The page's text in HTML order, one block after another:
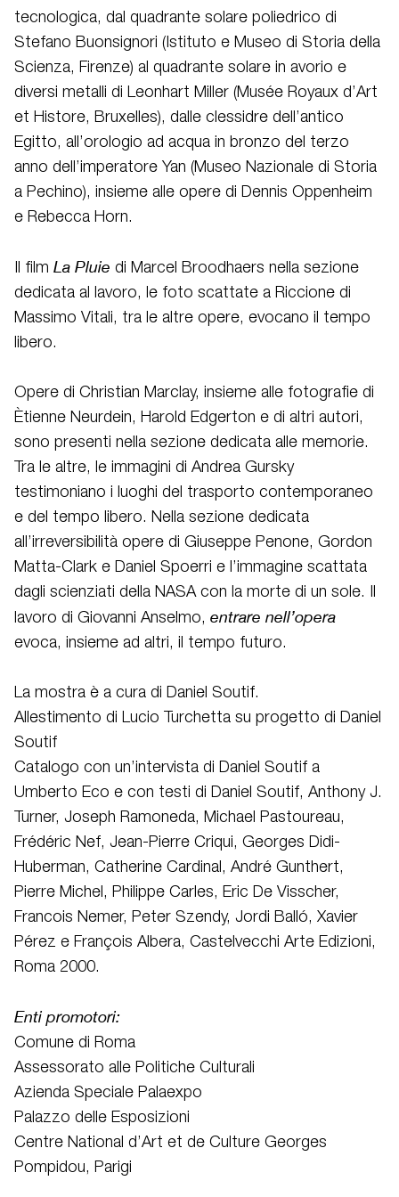
tecnologica, dal quadrante solare poliedrico di
Stefano Buonsignori (Istituto e Museo di Storia della
Scienza, Firenze) al quadrante solare in avorio e
diversi metalli di Leonhart Miller (Musée Royaux d’Art
et Histore, Bruxelles), dalle clessidre dell’antico
Egitto, all’orologio ad acqua in bronzo del terzo
anno dell’imperatore Yan (Museo Nazionale di Storia
a Pechino), insieme alle opere di Dennis Oppenheim
e Rebecca Horn.
Il film La Pluie di Marcel Broodhaers nella sezione
dedicata al lavoro, le foto scattate a Riccione di
Massimo Vitali, tra le altre opere, evocano il tempo
libero.
Opere di Christian Marclay, insieme alle fotografie di
Ètienne Neurdein, Harold Edgerton e di altri autori,
sono presenti nella sezione dedicata alle memorie.
Tra le altre, le immagini di Andrea Gursky
testimoniano i luoghi del trasporto contemporaneo
e del tempo libero. Nella sezione dedicata
all’irreversibilità opere di Giuseppe Penone, Gordon
Matta-Clark e Daniel Spoerri e l’immagine scattata
dagli scienziati della NASA con la morte di un sole. Il
lavoro di Giovanni Anselmo, entrare nell’opera
evoca, insieme ad altri, il tempo futuro.
La mostra è a cura di Daniel Soutif.
Allestimento di Lucio Turchetta su progetto di Daniel
Soutif
Catalogo con un’intervista di Daniel Soutif a
Umberto Eco e con testi di Daniel Soutif, Anthony J.
Turner, Joseph Ramoneda, Michael Pastoureau,
Frédéric Nef, Jean-Pierre Criqui, Georges Didi-
Huberman, Catherine Cardinal, André Gunthert,
Pierre Michel, Philippe Carles, Eric De Visscher,
Francois Nemer, Peter Szendy, Jordi Balló, Xavier
Pérez e François Albera, Castelvecchi Arte Edizioni,
Roma 2000.
Enti promotori:
Comune di Roma
Assessorato alle Politiche Culturali
Azienda Speciale Palaexpo
Palazzo delle Esposizioni
Centre National d’Art et de Culture Georges
Pompidou, Parigi